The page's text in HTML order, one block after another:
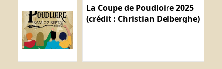
La Coupe de Poudloire 2025
(crédit : Christian Delberghe)